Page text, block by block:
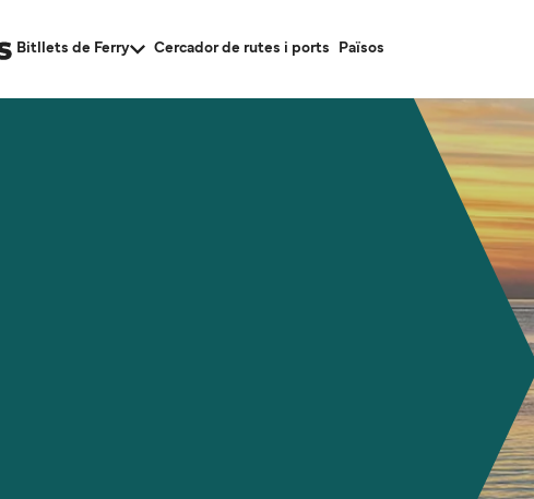
Bitllets de Ferry Cercador de rutes i ports Països